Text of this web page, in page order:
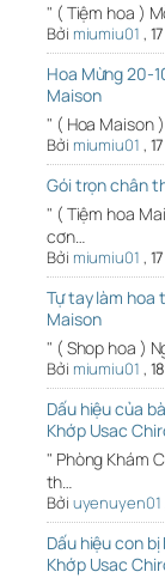
" ( Tiệm hoa )
Bởi miumiu01 ,
Hoa Mừng 20-
Maison
" ( Hoa Maison
Bởi miumiu01 ,
Gói trọn chân
" ( Tiệm hoa
cơn…
Bởi miumiu01 ,
Tự tay làm hoa
Maison
" ( Shop hoa )
Bởi miumiu01 ,
Dấu hiệu của
Khớp Usac
" Phòng Khám
th…
Bởi uyenuyen01
Dấu hiệu con
Khớp Usac